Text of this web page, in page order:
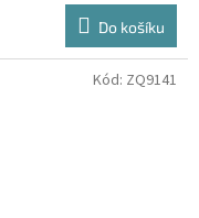
Do košíku
Kód: ZQ9141